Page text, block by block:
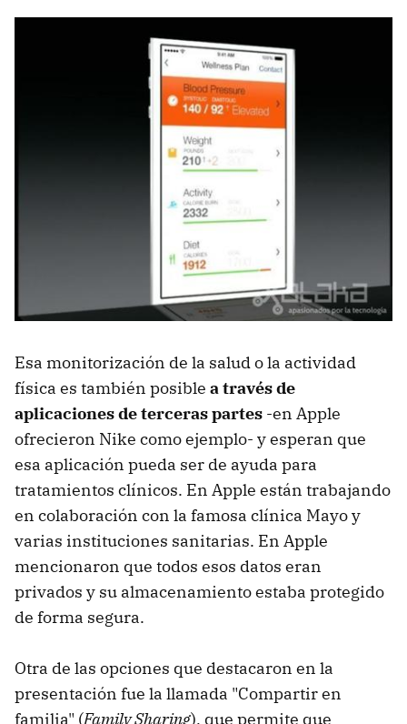
Esa monitorización de la salud o la actividad
física es también posible a través de
aplicaciones de terceras partes -en Apple
ofrecieron Nike como ejemplo- y esperan que
esa aplicación pueda ser de ayuda para
tratamientos clínicos. En Apple están trabajando
en colaboración con la famosa clínica Mayo y
varias instituciones sanitarias. En Apple
mencionaron que todos esos datos eran
privados y su almacenamiento estaba protegido
de forma segura.
Otra de las opciones que destacaron en la
presentación fue la llamada "Compartir en
familia" (Family Sharing), que permite que